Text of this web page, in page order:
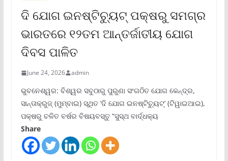
ଦି ଯୋଗ ଇନଷ୍ଟିଚ୍ୟୁଟ୍ ପକ୍ଷରୁ ସମଗ୍ର
ଭାରତରେ ୧୨ତମ ଆନ୍ତର୍ଜାତୀୟ ଯୋଗ
ଦିବସ ପାଳିତ
June 24, 2026 admin
ଭୁବନେଶ୍ୱର: ବିଶ୍ୱର ସବୁଠାରୁ ପୁରୁଣା ସଂଗଠିତ ଯୋଗ କେନ୍ଦ୍ର,
ସାନ୍ତାକ୍ରୁଜ୍ (ମୁମ୍ବାଇ) ସ୍ଥିତ ‘ଦି ଯୋଗ ଇନଷ୍ଟିଚ୍ୟୁଟ୍‌’ (ଟିୱାଇଆଇ),
ପକ୍ଷରୁ ଚଳିତ ବର୍ଷର ବିଷୟବସ୍ତୁ “ସୁସ୍ଥ ବାର୍ଦ୍ଧକ୍ୟ
Share